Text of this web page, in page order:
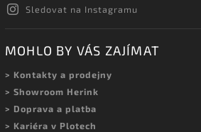
Sledovat na Instagramu
MOHLO BY VÁS ZAJÍMAT
> Kontakty a prodejny
> Showroom Herink
> Doprava a platba
> Kariéra v Plotech